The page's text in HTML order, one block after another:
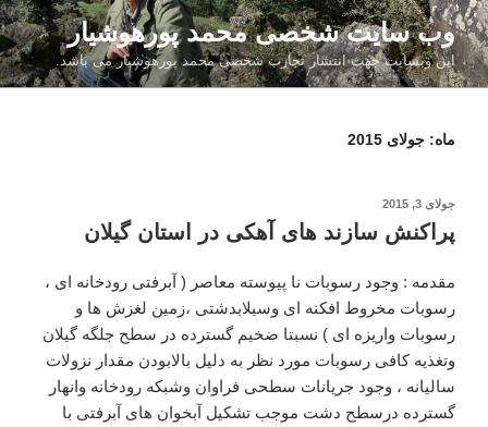
رفتن
به
محتوا
وب سایت شخصی محمد پورهوشیار
این وبسایت جهت انتشار تجارب شخصی محمد پورهوشیار می باشد.
ماه: جولای 2015
نوشته‌شده
جولای 3, 2015
پراکنش سازند های آهکی در استان گیلان
مقدمه : وجود رسوبات نا پیوسته معاصر ( آبرفتی رودخانه ای ،
رسوبات مخروط افکنه ای وسیلابدشتی ،زمین لغزش ها و
رسوبات واریزه ای ) نسبتا ضخیم گسترده در سطح جلگه گیلان
وتغذیه کافی رسوبات مورد نظر به دلیل بالابودن مقدار نزولات
سالیانه ، وجود جریانات سطحی فراوان وشبکه رودخانه وانهار
گسترده درسطح دشت موجب تشکیل آبخوان های آبرفتی با